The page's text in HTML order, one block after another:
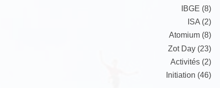
IBGE (8)
ISA (2)
Atomium (8)
Zot Day (23)
Activités (2)
Initiation (46)